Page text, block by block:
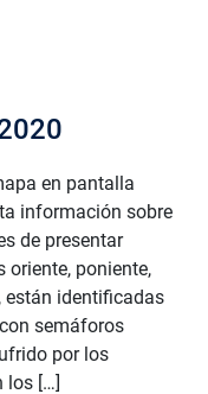
en pantalla
información sobre
de presentar
oriente, poniente,
están identificadas
semáforos
por los
los […]